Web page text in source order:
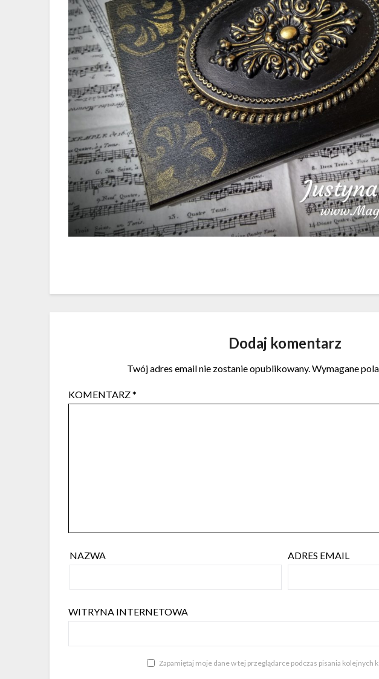
Dodaj komentarz
Twój adres email nie zostanie opublikowany.Wymagane
KOMENTARZ*
NAZWA ADRES EMAIL
WITRYNA INTERNETOWA
Zapamiętaj moje dane w tej przeglądarce podczas pisania kolejnych